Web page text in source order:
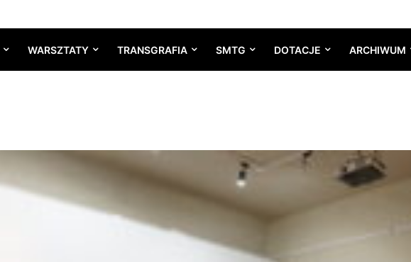
WARSZTATY TRANSGRAFIA SMTG DOTACJE ARCHIWUM